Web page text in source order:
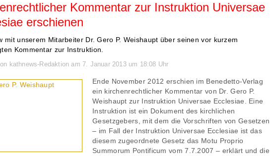
Kommentar zur Instruktion Universae
erschienen
mit unserem Mitarbeiter Dr. Gero P. Weishaupt über seinen vor kurzem
Kommentar zur Instruktion.
kathnews-Redaktion am 7. Januar 2013 um 18:08 Uhr
Ende November 2012 erschien im Benedetto-Verlag
ein kirchenrechtlicher Kommentar von Dr. Gero P.
Weishaupt zur Instruktion Universae Ecclesiae. Eine
Instruktion ist ein Dokument des kirchlichen
Gesetzgebers, mit dem die Vorschriften von Gesetzen
– im Fall der Instruktion Universae Ecclesiae ist das
diesem zugeordnete Gesetz das Motu Proprio
Summorum Pontificum vom 7.7.2007 – erklärt und die